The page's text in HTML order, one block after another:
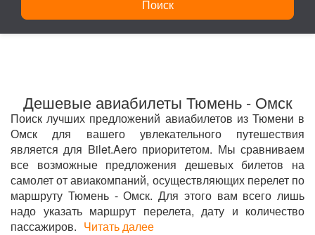
Поиск
Дешевые авиабилеты Тюмень - Омск
Поиск лучших предложений авиабилетов из Тюмени в
Омск для вашего увлекательного путешествия
является для Bilet.Aero приоритетом. Мы сравниваем
все возможные предложения дешевых билетов на
самолет от авиакомпаний, осуществляющих перелет по
маршруту Тюмень - Омск. Для этого вам всего лишь
надо указать маршрут перелета, дату и количество
пассажиров. Читать далее